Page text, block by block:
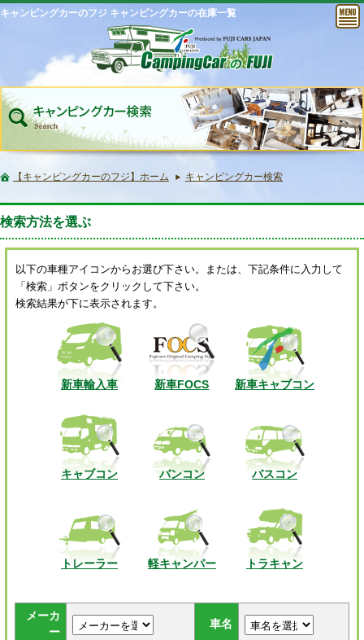
キャンピングカーのフジ キャンピングカーの在庫一覧
【キャンピングカーのフジ】ホーム キャンピングカー検索
検索方法を選ぶ
以下の車種アイコンからお選び下さい。または、下記条件に入力して
「検索」ボタンをクリックして下さい。
検索結果が下に表示されます。
新車輸入車 新車FOCS 新車キャブコン
キャブコン バンコン バスコン
トレーラー 軽キャンパー トラキャン
メーカ
ー
車名